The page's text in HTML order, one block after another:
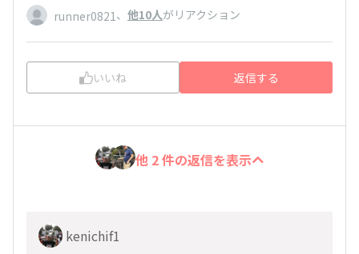
runner0821 、 他10人がリアクション
いいね 返信する
他 2 件の返信を表示
kenichif1